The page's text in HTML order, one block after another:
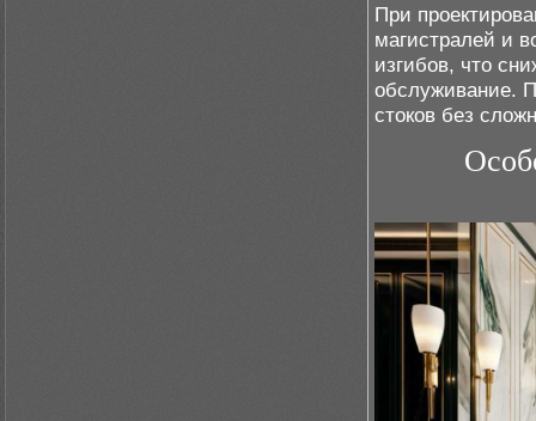
При
магистралей и
изгибов, что
обслуживание.
стоков без